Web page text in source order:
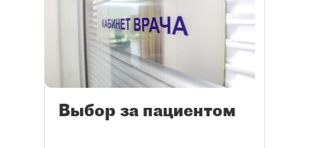
Выбор за пациентом